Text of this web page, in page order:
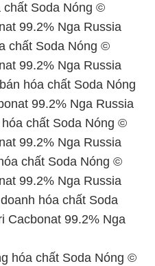
chất Soda Nóng ©
99.2% Nga Russia
chất Soda Nóng ©
99.2% Nga Russia
hóa chất Soda Nóng
99.2% Nga Russia
chất Soda Nóng ©
99.2% Nga Russia
chất Soda Nóng ©
99.2% Nga Russia
hóa chất Soda
Cacbonat 99.2% Nga
hóa chất Soda Nóng ©